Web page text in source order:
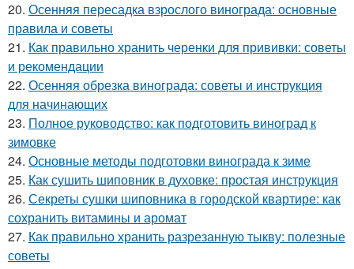
20. Осенняя пересадка взрослого винограда: основные
правила и советы
21. Как правильно хранить черенки для прививки: советы
и рекомендации
22. Осенняя обрезка винограда: советы и инструкция
для начинающих
23. Полное руководство: как подготовить виноград к
зимовке
24. Основные методы подготовки винограда к зиме
25. Как сушить шиповник в духовке: простая инструкция
26. Секреты сушки шиповника в городской квартире: как
сохранить витамины и аромат
27. Как правильно хранить разрезанную тыкву: полезные
советы